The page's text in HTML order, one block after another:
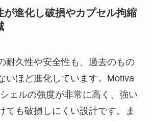
が進化し破損やカプセル拘縮
耐久性や安全性も、過去のもの
いほど進化しています。Motiva
ェルの強度が非常に高く、強い
ても破損しにくい設計です。ま